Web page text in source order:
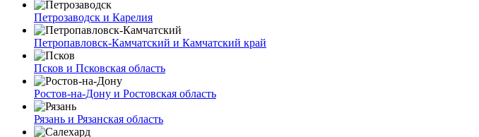
Петрозаводск и Карелия
Петропавловск-Камчатский и Камчатский край
Псков и Псковская область
Ростов-на-Дону и Ростовская область
Рязань и Рязанская область